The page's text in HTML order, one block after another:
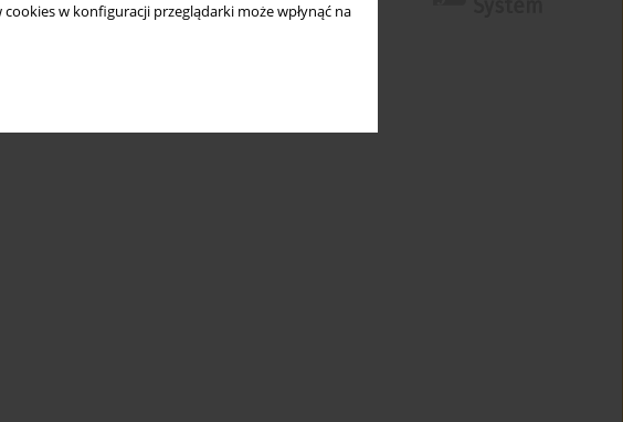
w konfiguracji przeglądarki może wpłynąć na